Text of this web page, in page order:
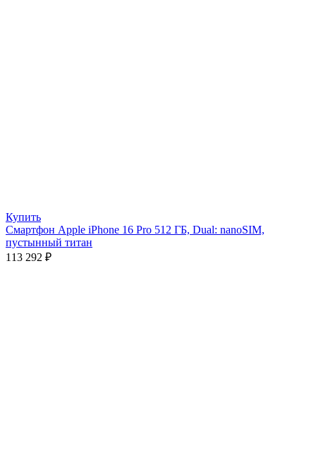
Купить
Смартфон Apple iPhone 16 Pro 512 ГБ, Dual: nanoSIM,
пустынный титан
113 292 ₽